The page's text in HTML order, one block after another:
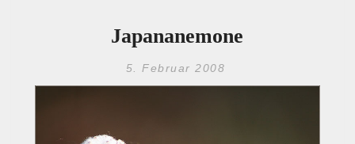
Japananemone
5. Februar 2008